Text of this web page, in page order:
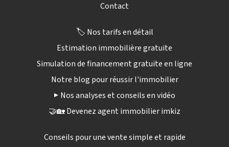
Contact
🏷️ Nos tarifs en détail
Estimation immobilière gratuite
Simulation de financement gratuite en ligne
Notre blog pour réussir l'immobilier
▶️ Nos analyses et conseils en vidéo
🤝🏡 Devenez agent immobilier imkiz
Conseils pour une vente simple et rapide